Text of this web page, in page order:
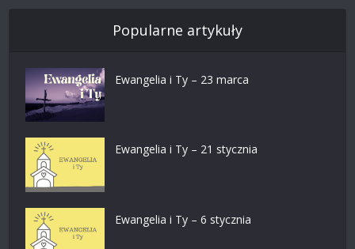
Popularne artykuły
Ewangelia i Ty – 23 marca
Ewangelia i Ty – 21 stycznia
Ewangelia i Ty – 6 stycznia